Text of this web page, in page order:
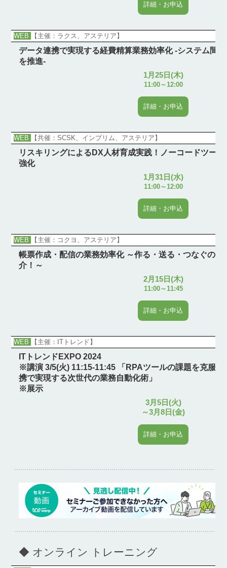
詳細・お申込
WEB 【主催：ラクス、アステリア】
データ連携で実現する経費精算業務効率化 -システム間
を推進-
1月25日(木)
11:00～12:00
詳細・お申込
WEB 【共催：SCSK、インプリム、アステリア】
リスキリングによるDX人材育成実践！ノーコードツー
強化
1月31日(水)
11:00～12:00
詳細・お申込
WEB 【主催：コクヨ、アステリア】
帳票作成・配信の業務効率化 ～作る・送る・つなぐのお
介！～
2月15日(木)
11:00～11:45
詳細・お申込
WEB 【主催：ITトレンド】
ITトレンドEXPO 2024
※講演 3/5(火) 11:15-11:45 「RPAツールの課題を克服！
携で実現する次世代の業務自動化術」
※展示
3月5日(火)
～3月8日(金)
詳細・お申込
◆ オンライン トレーニング